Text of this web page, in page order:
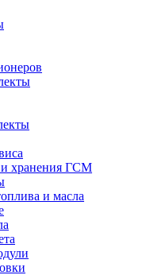
и хранения ГСМ
и масла